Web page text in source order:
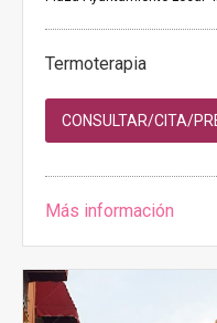
Termoterapia
CONSULTAR/CITA/
Más información